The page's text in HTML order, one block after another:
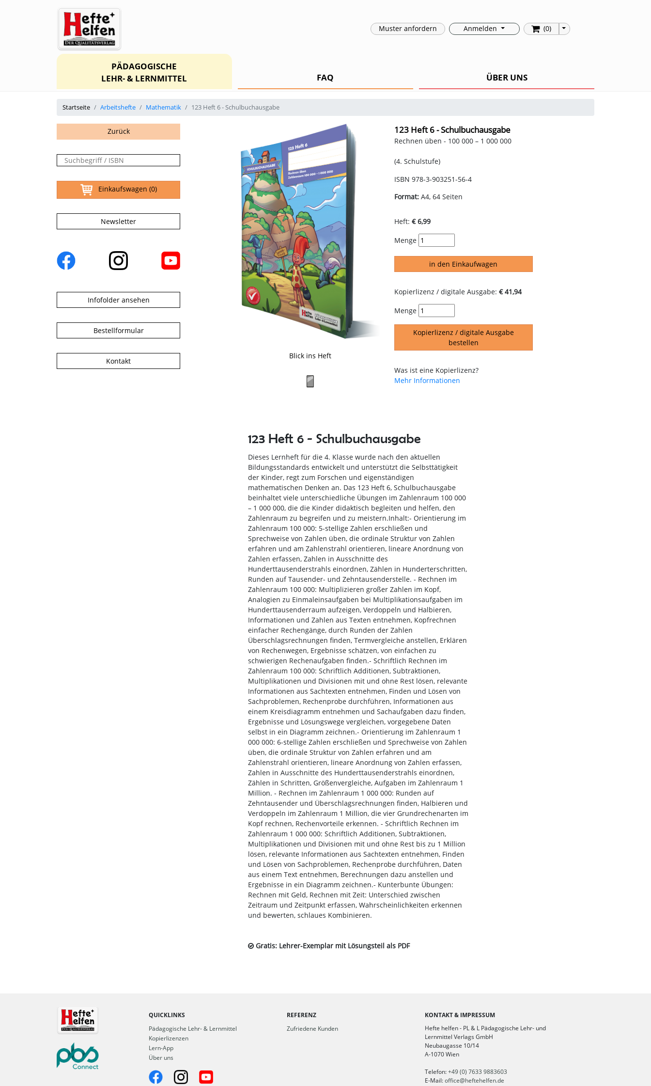
Muster anfordern Anmelden (0) Toggle Dropdown
PÄDAGOGISCHE
LEHR- & LERNMITTEL
FAQ ÜBER UNS
Startseite Arbeitshefte Mathematik 123 Heft 6 - Schulbuchausgabe
Zurück
Einkaufswagen (0)
Newsletter
Infofolder ansehen
Bestellformular
Kontakt
Blick ins Heft
123 Heft 6 - Schulbuchausgabe
Rechnen üben - 100 000 – 1 000 000
(4. Schulstufe)
ISBN 978-3-903251-56-4
Format:A4, 64 Seiten
Heft: € 6,99
Menge
in den Einkaufwagen
Kopierlizenz / digitale Ausgabe: € 41,94
Menge
Kopierlizenz / digitale Ausgabe
bestellen
Was ist eine Kopierlizenz?
Mehr Informationen
123 Heft 6 - Schulbuchausgabe
Dieses Lernheft für die 4. Klasse wurde nach den aktuellen
Bildungsstandards entwickelt und unterstützt die Selbsttätigkeit
der Kinder, regt zum Forschen und eigenständigen
mathematischen Denken an. Das 123 Heft 6, Schulbuchausgabe
beinhaltet viele unterschiedliche Übungen im Zahlenraum 100 000
– 1 000 000, die die Kinder didaktisch begleiten und helfen, den
Zahlenraum zu begreifen und zu meistern.Inhalt:- Orientierung im
Zahlenraum 100 000: 5-stellige Zahlen erschließen und
Sprechweise von Zahlen üben, die ordinale Struktur von Zahlen
erfahren und am Zahlenstrahl orientieren, lineare Anordnung von
Zahlen erfassen, Zahlen in Ausschnitte des
Hunderttausenderstrahls einordnen, Zählen in Hunderterschritten,
Runden auf Tausender- und Zehntausenderstelle. - Rechnen im
Zahlenraum 100 000: Multiplizieren großer Zahlen im Kopf,
Analogien zu Einmaleinsaufgaben bei Multiplikationsaufgaben im
Hunderttausenderraum aufzeigen, Verdoppeln und Halbieren,
Informationen und Zahlen aus Texten entnehmen, Kopfrechnen
einfacher Rechengänge, durch Runden der Zahlen
Überschlagsrechnungen finden, Termvergleiche anstellen, Erklären
von Rechenwegen, Ergebnisse schätzen, von einfachen zu
schwierigen Rechenaufgaben finden.- Schriftlich Rechnen im
Zahlenraum 100 000: Schriftlich Additionen, Subtraktionen,
Multiplikationen und Divisionen mit und ohne Rest lösen, relevante
Informationen aus Sachtexten entnehmen, Finden und Lösen von
Sachproblemen, Rechenprobe durchführen, Informationen aus
einem Kreisdiagramm entnehmen und Sachaufgaben dazu finden,
Ergebnisse und Lösungswege vergleichen, vorgegebene Daten
selbst in ein Diagramm zeichnen.- Orientierung im Zahlenraum 1
000 000: 6-stellige Zahlen erschließen und Sprechweise von Zahlen
üben, die ordinale Struktur von Zahlen erfahren und am
Zahlenstrahl orientieren, lineare Anordnung von Zahlen erfassen,
Zahlen in Ausschnitte des Hunderttausenderstrahls einordnen,
Zählen in Schritten, Größenvergleiche, Aufgaben im Zahlenraum 1
Million. - Rechnen im Zahlenraum 1 000 000: Runden auf
Zehntausender und Überschlagsrechnungen finden, Halbieren und
Verdoppeln im Zahlenraum 1 Million, die vier Grundrechenarten im
Kopf rechnen, Rechenvorteile erkennen. - Schriftlich Rechnen im
Zahlenraum 1 000 000: Schriftlich Additionen, Subtraktionen,
Multiplikationen und Divisionen mit und ohne Rest bis zu 1 Million
lösen, relevante Informationen aus Sachtexten entnehmen, Finden
und Lösen von Sachproblemen, Rechenprobe durchführen, Daten
aus einem Text entnehmen, Berechnungen dazu anstellen und
Ergebnisse in ein Diagramm zeichnen.- Kunterbunte Übungen:
Rechnen mit Geld, Rechnen mit Zeit: Unterschied zwischen
Zeitraum und Zeitpunkt erfassen, Wahrscheinlichkeiten erkennen
und bewerten, schlaues Kombinieren.
Gratis: Lehrer-Exemplar mit Lösungsteil als PDF
QUICKLINKS
Pädagogische Lehr- & Lernmittel
Kopierlizenzen
Lern-App
Über uns
REFERENZ
Zufriedene Kunden
KONTAKT & IMPRESSUM
Hefte helfen - PL & L Pädagogische Lehr- und
Lernmittel Verlags GmbH
Neubaugasse 10/14
A-1070 Wien
Telefon:+49 (0) 7633 9883603
E-Mail:office@heftehelfen.de